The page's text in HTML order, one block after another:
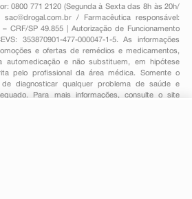
0800 771 2120 (Segunda à Sexta das 8h às 20h/
sac@drogal.com.br/ Farmacêutica responsável:
CRF/SP 49.855 | Autorização de Funcionamento
353870901-477-000047-1-5. As informações
e ofertas de remédios e medicamentos,
automedicação e não substituem, em hipótese
pelo profissional da área médica. Somente o
diagnosticar qualquer problema de saúde e
Para mais informações, consulte o site